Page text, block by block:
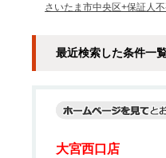
さいたま市中央区+保証人
最近検索した条件一
大宮西口店